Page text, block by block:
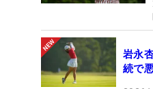
練習場の奥には、選手た
るお城のような建物が
レだなー…』と見とれて
横には選手用のフィット
ます。中を覗いてみると
岩永
続で